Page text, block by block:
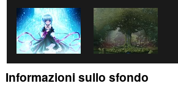
Informazioni sullo sfondo